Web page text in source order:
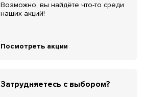
Возможно, вы найдёте что-то среди
наших акций!
Посмотреть акции
Затрудняетесь с выбором?